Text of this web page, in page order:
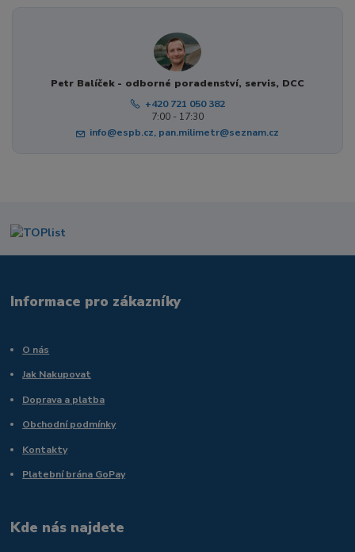
Petr Balíček - odborné poradenství, servis, DCC
+420 721 050 382
7:00 - 17:30
info@espb.cz, pan.milimetr@seznam.cz
Informace pro zákazníky
O nás
Jak Nakupovat
Doprava a platba
Obchodní podmínky
Kontakty
Platební brána GoPay
Kde nás najdete